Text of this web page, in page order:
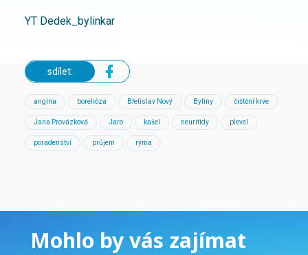
YT Dedek_bylinkar
sdílet:
angína borelióza Břetislav Nový Byliny čištění krve
Jana Provázková Jaro kašel neuritidy plevel
poradenství průjem rýma
Mohlo by vás zajímat